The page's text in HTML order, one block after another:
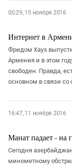
00:29, 15 ноября 2016
Интернет в
Фридом Хауз
Армения и в этом
свободен. Правда,
основном в связи со
16:47, 11 ноября 2016
Манат падает - на
Сегодня
минометному